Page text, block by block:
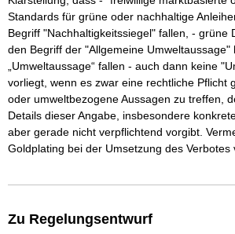
Standards für grüne oder nachhaltige
Begriff "Nachhaltigkeitssiegel" fallen, - grüne
den Begriff der "Allgemeine Umweltaussage"
„Umweltaussage“ fallen - auch dann keine
vorliegt, wenn es zwar eine rechtliche Pflicht
oder umweltbezogene Aussagen zu treffen,
Details dieser Angabe, insbesondere
aber gerade nicht verpflichtend vorgibt.
Goldplating bei der Umsetzung des Verbotes
Zu Regelungsentwurf